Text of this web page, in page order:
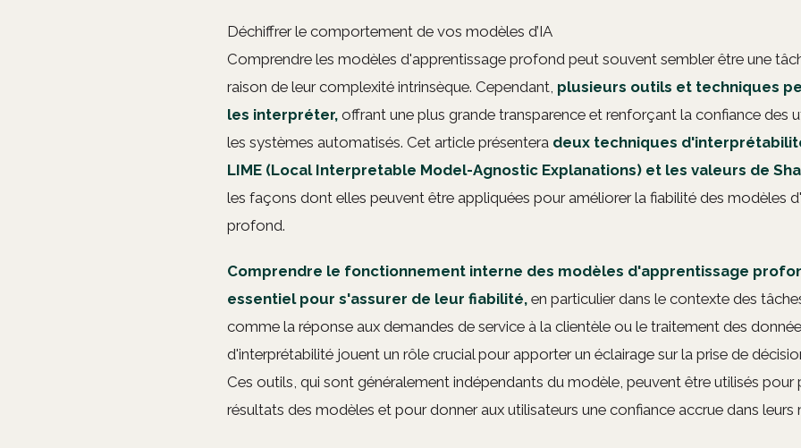
Déchiffrer le comportement de vos modèles d’IA
Comprendre les modèles d'apprentissage profond peut souvent sembler être une
raison de leur complexité intrinsèque. Cependant, plusieurs outils et techniques
les interpréter, offrant une plus grande transparence et renforçant la confiance des
les systèmes automatisés. Cet article présentera deux techniques
LIME (Local Interpretable Model-Agnostic Explanations) et les valeurs de
les façons dont elles peuvent être appliquées pour améliorer la fiabilité des modèles
profond.
Comprendre le fonctionnement interne des modèles d'apprentissage
essentiel pour s'assurer de leur fiabilité, en particulier dans le contexte des
comme la réponse aux demandes de service à la clientèle ou le traitement des
d'interprétabilité jouent un rôle crucial pour apporter un éclairage sur la prise de
Ces outils, qui sont généralement indépendants du modèle, peuvent être utilisés pour
résultats des modèles et pour donner aux utilisateurs une confiance accrue dans leurs